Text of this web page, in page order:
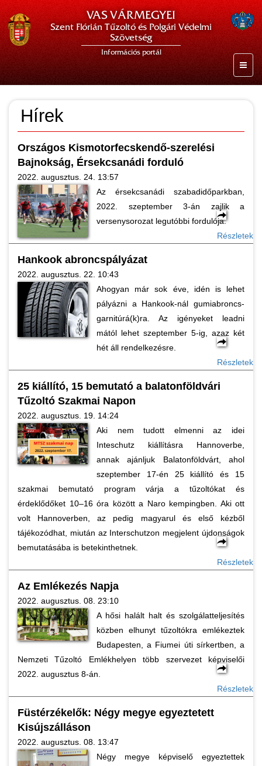
VAS VÁRMEGYEI
Szent Flórián Tűzoltó és Polgári Védelmi
Szövetség
Információs portál
Hírek
Országos Kismotorfecskendő-szerelési
Bajnokság, Érsekcsanádi forduló
2022. augusztus. 24. 13:57
Az érsekcsanádi szabadidőparkban,
2022. szeptember 3-án zajlik a
versenysorozat legutóbbi fordulója.
Részletek
Hankook abroncspályázat
2022. augusztus. 22. 10:43
Ahogyan már sok éve, idén is lehet
pályázni a Hankook-nál gumiabroncs-
garnitúrá(k)ra. Az igényeket leadni
mától lehet szeptember 5-ig, azaz két
hét áll rendelkezésre.
Részletek
25 kiállító, 15 bemutató a balatonföldvári
Tűzoltó Szakmai Napon
2022. augusztus. 19. 14:24
Aki nem tudott elmenni az idei
Inteschutz kiállításra Hannoverbe,
annak ajánljuk Balatonföldvárt, ahol
szeptember 17-én 25 kiállító és 15
szakmai bemutató program várja a tűzoltókat és
érdeklődőket 10–16 óra között a Naro kempingben. Aki ott
volt Hannoverben, az pedig magyarul és első kézből
tájékozódhat, miután az Interschutzon megjelent újdonságok
bemutatásába is betekinthetnek.
Részletek
Az Emlékezés Napja
2022. augusztus. 08. 23:10
A hősi halált halt és szolgálatteljesítés
közben elhunyt tűzoltókra emlékeztek
Budapesten, a Fiumei úti sírkertben, a
Nemzeti Tűzoltó Emlékhelyen több szervezet képviselői
2022. augusztus 8-án.
Részletek
Füstérzékelők: Négy megye egyeztetett
Kisújszálláson
2022. augusztus. 08. 13:47
Négy megye képviselő egyeztettek